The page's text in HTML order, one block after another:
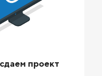
проект